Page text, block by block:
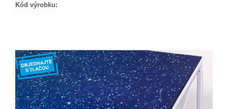
Kód výrobku: